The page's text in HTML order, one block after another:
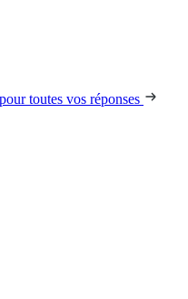
toutes vos réponses